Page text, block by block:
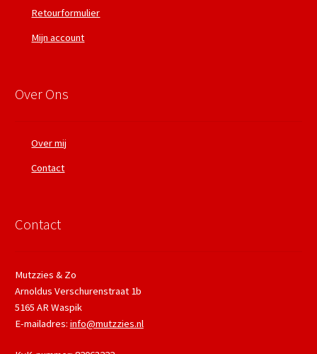
Retourformulier
Mijn account
Over Ons
Over mij
Contact
Contact
Mutzzies & Zo
Arnoldus Verschurenstraat 1b
5165 AR Waspik
E-mailadres: info@mutzzies.nl